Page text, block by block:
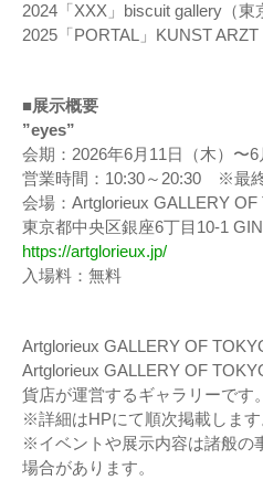
2024「XXX」biscuit gallery（東
2025「PORTAL」KUNST ARZT
■展示概要
”eyes”
会期：2026年6月11日（木）〜6
営業時間：10:30～20:30 ※最
会場：Artglorieux GALLERY OF
東京都中央区銀座6丁目10-1
https://artglorieux.jp/
入場料：無料
Artglorieux GALLERY OF
Artglorieux GALLERY OF
貨店が運営するギャラリーです。
※詳細はHPにて順次掲載します
※イベントや展示内容は諸般の
場合があります。